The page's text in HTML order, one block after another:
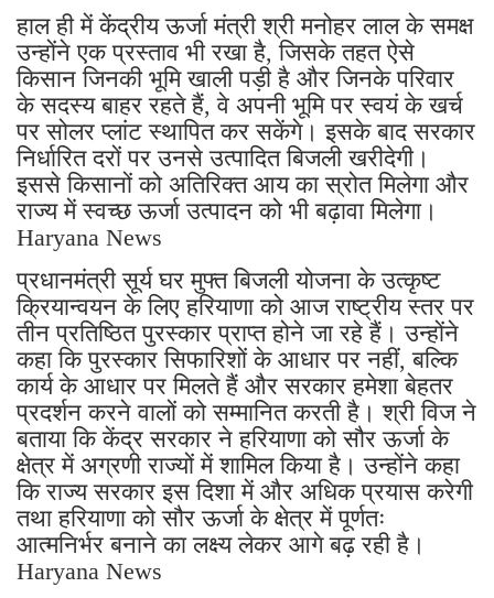
हाल ही में केंद्रीय ऊर्जा मंत्री श्री मनोहर लाल के समक्ष
उन्होंने एक प्रस्ताव भी रखा है, जिसके तहत ऐसे
किसान जिनकी भूमि खाली पड़ी है और जिनके परिवार
के सदस्य बाहर रहते हैं, वे अपनी भूमि पर स्वयं के खर्च
पर सोलर प्लांट स्थापित कर सकेंगे। इसके बाद सरकार
निर्धारित दरों पर उनसे उत्पादित बिजली खरीदेगी।
इससे किसानों को अतिरिक्त आय का स्रोत मिलेगा और
राज्य में स्वच्छ ऊर्जा उत्पादन को भी बढ़ावा मिलेगा।
Haryana News
प्रधानमंत्री सूर्य घर मुफ्त बिजली योजना के उत्कृष्ट
क्रियान्वयन के लिए हरियाणा को आज राष्ट्रीय स्तर पर
तीन प्रतिष्ठित पुरस्कार प्राप्त होने जा रहे हैं। उन्होंने
कहा कि पुरस्कार सिफारिशों के आधार पर नहीं, बल्कि
कार्य के आधार पर मिलते हैं और सरकार हमेशा बेहतर
प्रदर्शन करने वालों को सम्मानित करती है। श्री विज ने
बताया कि केंद्र सरकार ने हरियाणा को सौर ऊर्जा के
क्षेत्र में अग्रणी राज्यों में शामिल किया है। उन्होंने कहा
कि राज्य सरकार इस दिशा में और अधिक प्रयास करेगी
तथा हरियाणा को सौर ऊर्जा के क्षेत्र में पूर्णतः
आत्मनिर्भर बनाने का लक्ष्य लेकर आगे बढ़ रही है।
Haryana News